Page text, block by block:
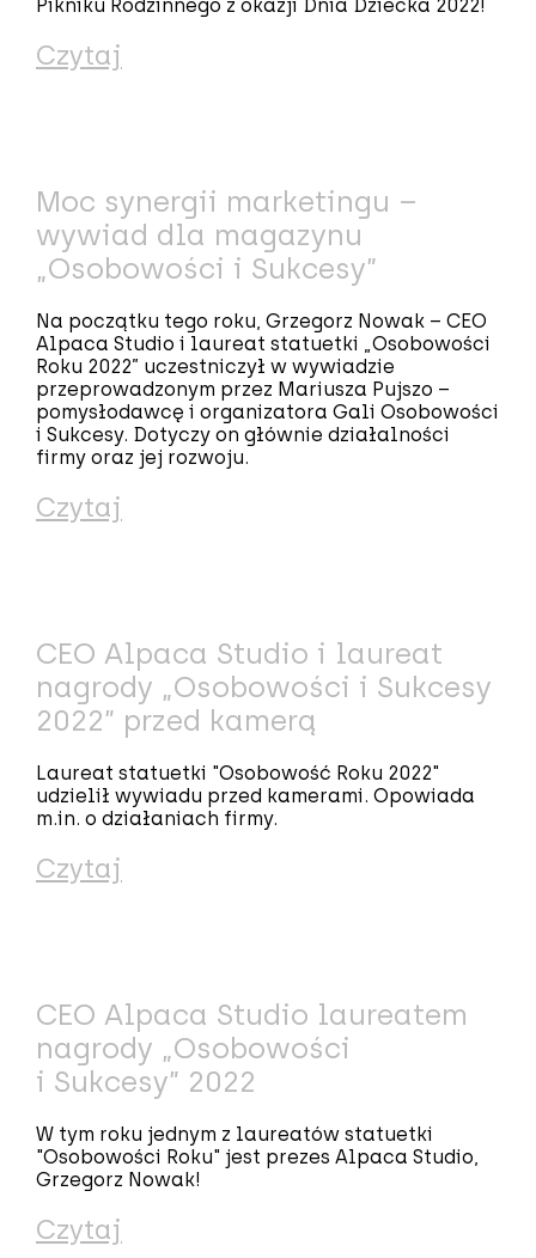
Pikniku Rodzinnego z okazji Dnia Dziecka 2022!
Czytaj
Moc synergii marketingu –
wywiad dla magazynu
„Osobowości i Sukcesy”
Na początku tego roku, Grzegorz Nowak – CEO
Alpaca Studio i laureat statuetki „Osobowości
Roku 2022” uczestniczył w wywiadzie
przeprowadzonym przez Mariusza Pujszo –
pomysłodawcę i organizatora Gali Osobowości
i Sukcesy. Dotyczy on głównie działalności
firmy oraz jej rozwoju.
Czytaj
CEO Alpaca Studio i laureat
nagrody „Osobowości i Sukcesy
2022” przed kamerą
Laureat statuetki "Osobowość Roku 2022"
udzielił wywiadu przed kamerami. Opowiada
m.in. o działaniach firmy.
Czytaj
CEO Alpaca Studio laureatem
nagrody „Osobowości
i Sukcesy” 2022
W tym roku jednym z laureatów statuetki
"Osobowości Roku" jest prezes Alpaca Studio,
Grzegorz Nowak!
Czytaj